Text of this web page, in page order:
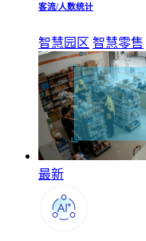
客流/人数统计
智慧园区 智慧零售
最新